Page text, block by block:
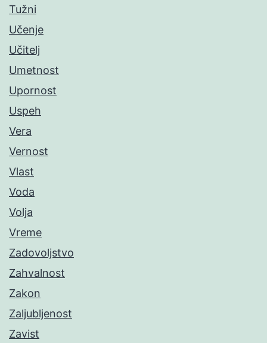
Tužni
Učenje
Učitelj
Umetnost
Upornost
Uspeh
Vera
Vernost
Vlast
Voda
Volja
Vreme
Zadovoljstvo
Zahvalnost
Zakon
Zaljubljenost
Zavist